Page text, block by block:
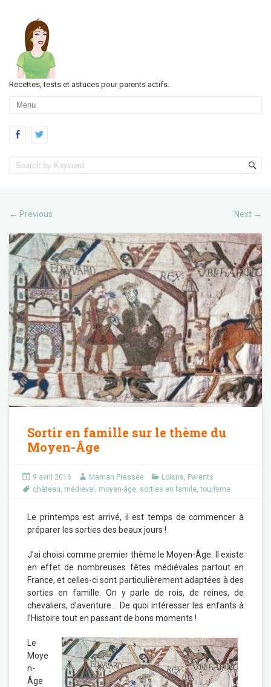
Recettes, tests et astuces pour parents actifs.
← Previous Next →
Sortir en famille sur le thème du
Moyen-Âge
9 avril 2016 Maman Pressée Loisirs, Parents
château, médiéval , moyen-âge, sorties en famile,tourisme
Le printemps est arrivé, il est temps de commencer à
préparer les sorties des beaux jours !
J’ai choisi comme premier thème le Moyen-Âge. Il existe
en effet de nombreuses fêtes médiévales partout en
France, et celles-ci sont particulièrement adaptées à des
sorties en famille. On y parle de rois, de reines, de
chevaliers, d’aventure… De quoi intéresser les enfants à
l’Histoire tout en passant de bons moments !
Le
Moye
n-
Âge